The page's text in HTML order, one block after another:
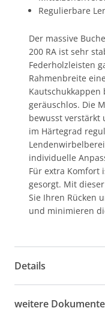
Regulierbare
Der massive
200 RA ist sehr
Federholzleisten
Rahmenbreite
geräuschlos. Die
bewusst verstärkt
im Härtegrad
individuelle
Für extra Komfort
gesorgt. Mit
Sie Ihren Rücken
und minimieren
Details
weitere Dokumente